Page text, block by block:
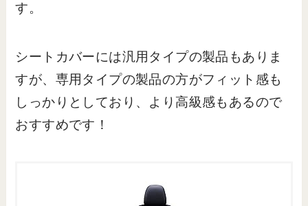
す。
シートカバーには汎用タイプの製品もありま
すが、専用タイプの製品の方がフィット感も
しっかりとしており、より高級感もあるので
おすすめです！